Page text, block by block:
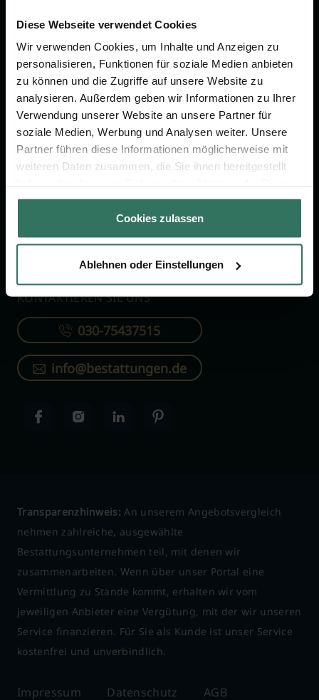
Diese Webseite verwendet Cookies
Wir verwenden Cookies, um Inhalte und Anzeigen zu
personalisieren, Funktionen für soziale Medien anbieten
zu können und die Zugriffe auf unsere Website zu
analysieren. Außerdem geben wir Informationen zu Ihrer
Verwendung unserer Website an unsere Partner für
soziale Medien, Werbung und Analysen weiter. Unsere
Partner führen diese Informationen möglicherweise mit
weiteren Daten zusammen, die Sie ihnen bereitgestellt
gesammelt haben.
Cookies zulassen
Ablehnen oder Einstellungen
Jetzt beraten lassen
FÜR SIE
Vergleich
Ratgeber
Verzeichnis
FÜR BESTATTER
Online-Portal
Kostenlos registrieren
KONTAKTIEREN SIE UNS
030-75437515
info@bestattungen.de
Transparenzhinweis: An unserem Angebotsvergleich
nehmen zahlreiche, ausgewählte
Bestattungsunternehmen teil, mit denen wir
zusammenarbeiten. Wenn über unser Portal eine
Vermittlung zu Stande kommt, erhalten wir vom
jeweiligen Anbieter eine Vergütung, mit der wir unseren
Service finanzieren. Für Sie als Kunde ist unser Service
kostenfrei und unverbindlich.
Impressum Datenschutz AGB